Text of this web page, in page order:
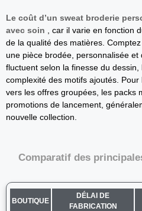
Le coût d’un sweat broderie
avec soin , car il varie en fonction
de la qualité des matières.
une pièce brodée, personnalisée
fluctuent selon la finesse du dessin,
complexité des motifs ajoutés.
vers les offres groupées, les packs
promotions de lancement,
nouvelle collection.
Comparatif des
BOUTIQUE
DÉLAI DE
FABRICATION